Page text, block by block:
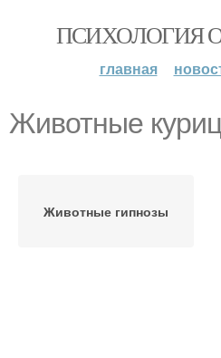
ПСИХОЛОГИЯ
главная
Животные
Животные гипнозы